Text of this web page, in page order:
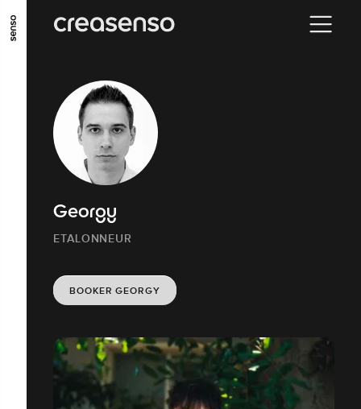
ALLER AU CONTENU PRINCIPAL
ALLER EN BAS DE PAGE
Georgy
ETALONNEUR
BOOKER GEORGY